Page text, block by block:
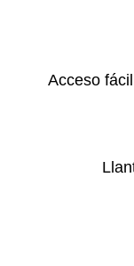
Acceso